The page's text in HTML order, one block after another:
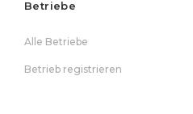
Betriebe
Alle Betriebe
Betrieb registrieren